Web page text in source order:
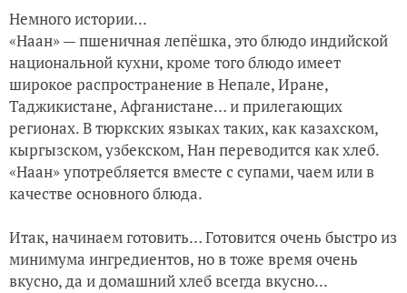
Немного истории...
«Наан» — пшеничная лепёшка, это блюдо индийской
национальной кухни, кроме того блюдо имеет
широкое распространение в Непале, Иране,
Таджикистане, Афганистане… и прилегающих
регионах. В тюркских языках таких, как казахском,
кыргызском, узбекском, Нан переводится как хлеб.
«Наан» употребляется вместе с супами, чаем или в
качестве основного блюда.
Итак, начинаем готовить… Готовится очень быстро из
минимума ингредиентов, но в тоже время очень
вкусно, да и домашний хлеб всегда вкусно...